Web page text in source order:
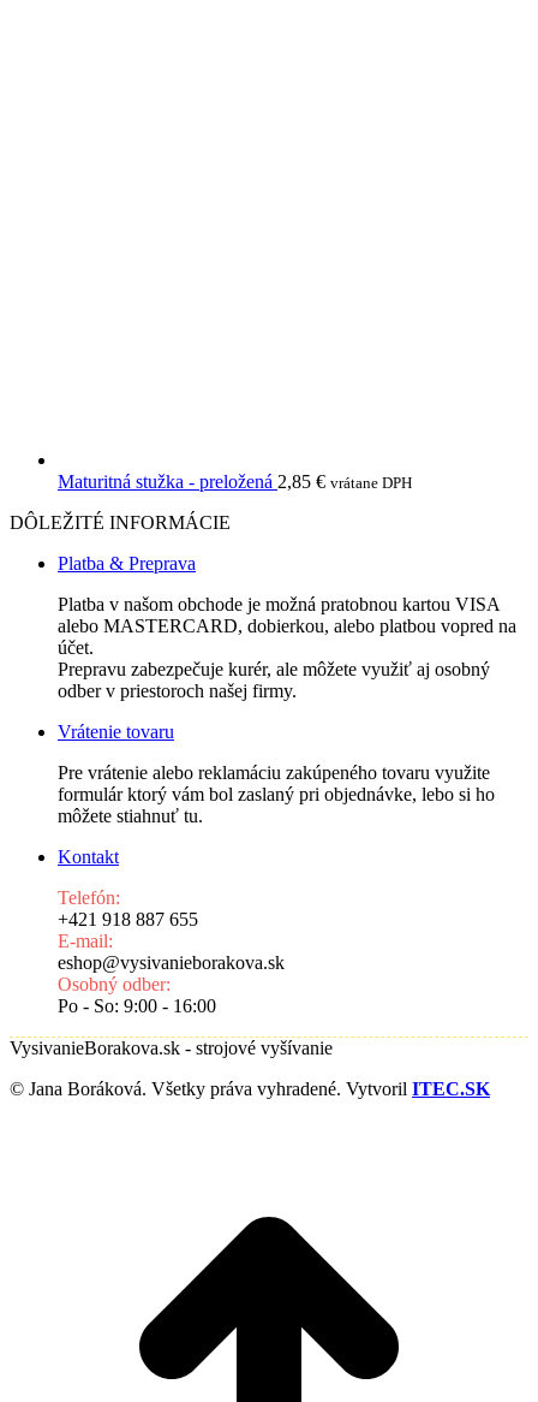
Maturitná stužka - preložená 2,85 € vrátane DPH
DÔLEŽITÉ INFORMÁCIE
Platba & Preprava
Platba v našom obchode je možná pratobnou kartou VISA
alebo MASTERCARD, dobierkou, alebo platbou vopred na
účet.
Prepravu zabezpečuje kurér, ale môžete využiť aj osobný
odber v priestoroch našej firmy.
Vrátenie tovaru
Pre vrátenie alebo reklamáciu zakúpeného tovaru využite
formulár ktorý vám bol zaslaný pri objednávke, lebo si ho
môžete stiahnuť tu.
Kontakt
Telefón:
+421 918 887 655
E-mail:
eshop@vysivanieborakova.sk
Osobný odber:
Po - So: 9:00 - 16:00
VysivanieBorakova.sk - strojové vyšívanie
© Jana Boráková. Všetky práva vyhradené. Vytvoril ITEC.SK